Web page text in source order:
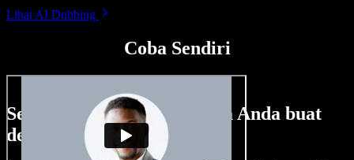
Lihat AI Dubbing
Coba Sendiri
Sedikit contoh hal yang bisa Anda buat
dengan Speechify Studio.